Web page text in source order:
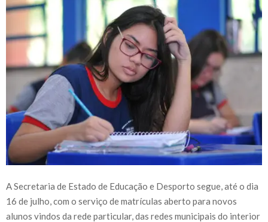
A Secretaria de Estado de Educação e Desporto segue, até o dia
16 de julho, com o serviço de matrículas aberto para novos
alunos vindos da rede particular, das redes municipais do interior